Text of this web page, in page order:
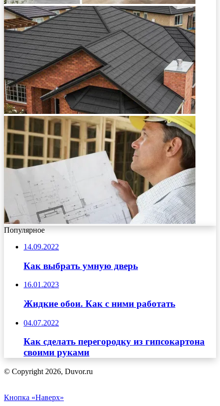
Популярное
14.09.2022
Как выбрать умную дверь
16.01.2023
Жидкие обои. Как с ними работать
04.07.2022
Как сделать перегородку из гипсокартона
своими руками
© Copyright 2026, Duvor.ru
Кнопка «Наверх»